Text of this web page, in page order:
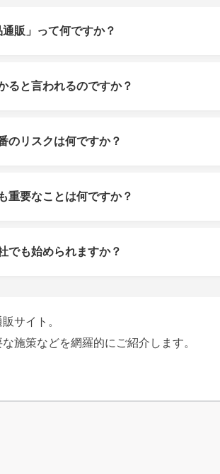
販」って何ですか？
ると言われるのですか？
のリスクは何ですか？
重要なことは何ですか？
でも始められますか？
サイト。
施策などを網羅的にご紹介します。